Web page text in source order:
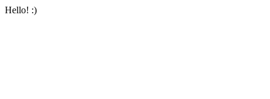
Hello! :)